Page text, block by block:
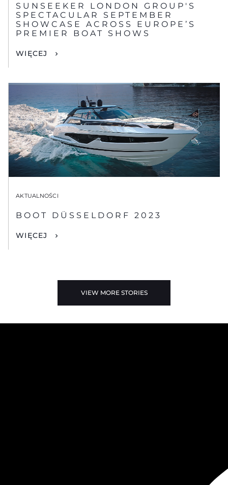
SUNSEEKER LONDON GROUP'S
SPECTACULAR SEPTEMBER
SHOWCASE ACROSS EUROPE’S
PREMIER BOAT SHOWS
WIĘCEJ
AKTUALNOŚCI
BOOT DÜSSELDORF 2023
WIĘCEJ
VIEW MORE STORIES